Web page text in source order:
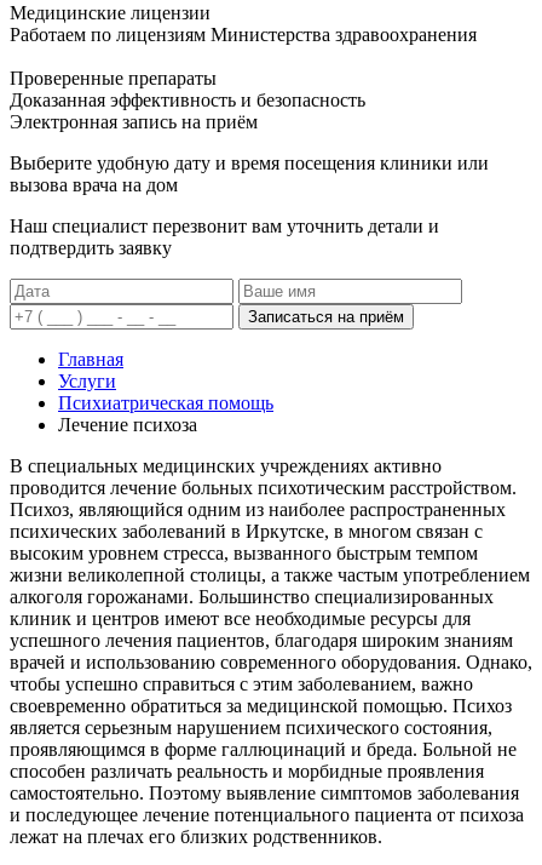
Медицинские лицензии
Работаем по лицензиям Министерства здравоохранения
Проверенные препараты
Доказанная эффективность и безопасность
Электронная запись на приём
Выберите удобную дату и время посещения клиники или
вызова врача на дом
Наш специалист перезвонит вам уточнить детали и
подтвердить заявку
Записаться на приём
Главная
Услуги
Психиатрическая помощь
Лечение психоза
В специальных медицинских учреждениях активно
проводится лечение больных психотическим расстройством.
Психоз, являющийся одним из наиболее распространенных
психических заболеваний в Иркутске, в многом связан с
высоким уровнем стресса, вызванного быстрым темпом
жизни великолепной столицы, а также частым употреблением
алкоголя горожанами. Большинство специализированных
клиник и центров имеют все необходимые ресурсы для
успешного лечения пациентов, благодаря широким знаниям
врачей и использованию современного оборудования. Однако,
чтобы успешно справиться с этим заболеванием, важно
своевременно обратиться за медицинской помощью. Психоз
является серьезным нарушением психического состояния,
проявляющимся в форме галлюцинаций и бреда. Больной не
способен различать реальность и морбидные проявления
самостоятельно. Поэтому выявление симптомов заболевания
и последующее лечение потенциального пациента от психоза
лежат на плечах его близких родственников.